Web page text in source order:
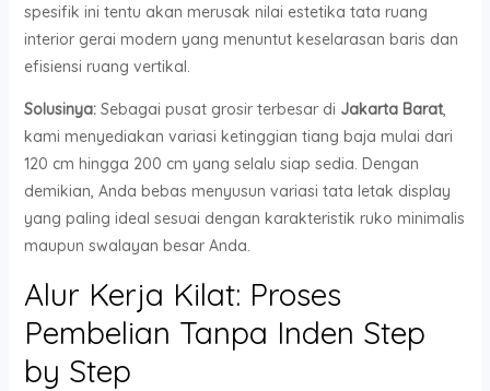
spesifik ini tentu akan merusak nilai estetika tata ruang
interior gerai modern yang menuntut keselarasan baris dan
efisiensi ruang vertikal.
Solusinya:Sebagai pusat grosir terbesar di Jakarta Barat,
kami menyediakan variasi ketinggian tiang baja mulai dari
120 cm hingga 200 cm yang selalu siap sedia. Dengan
demikian, Anda bebas menyusun variasi tata letak display
yang paling ideal sesuai dengan karakteristik ruko minimalis
maupun swalayan besar Anda.
Alur Kerja Kilat: Proses
Pembelian Tanpa Inden Step
by Step